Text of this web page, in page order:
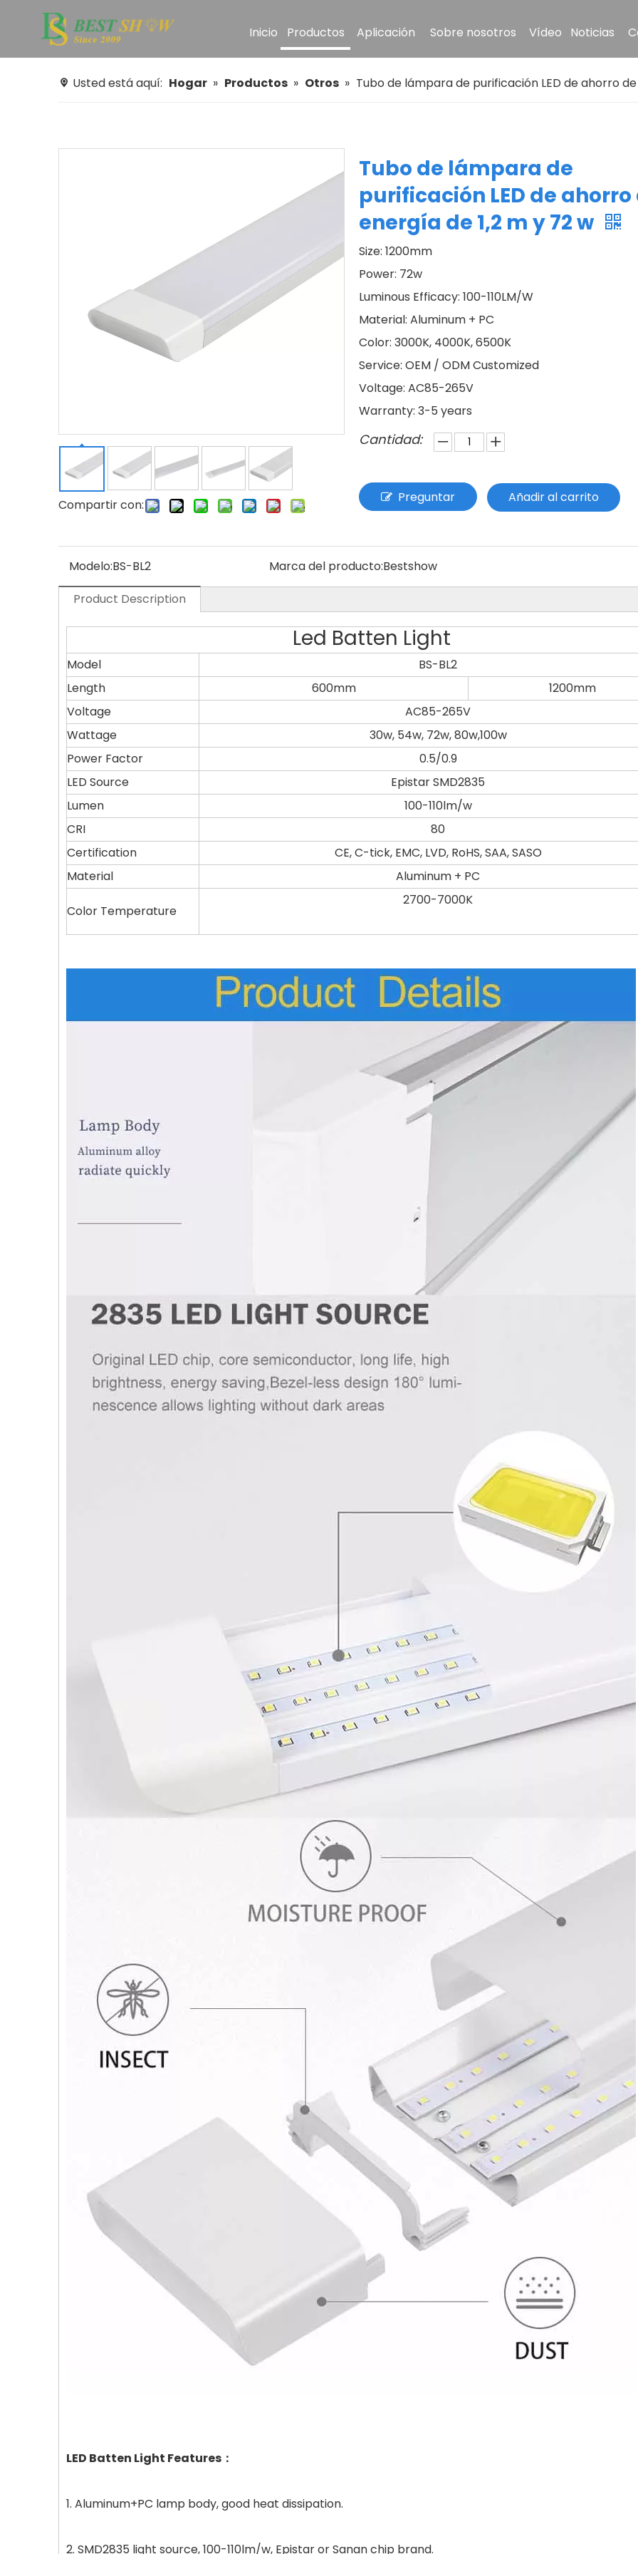
Inicio Productos Aplicación Sobre nosotros Vídeo Noticias
Usted está aquí: Hogar » Productos » Otros » Tubo de lámpara de purificación LED de ahorro
Compartir con:
Tubo de lámpara de
purificación LED de ahorro
energía de 1,2 m y 72 w
Size: 1200mm
Power: 72w
Luminous Efficacy: 100-110LM/W
Material: Aluminum + PC
Color: 3000K, 4000K, 6500K
Service: OEM / ODM Customized
Voltage: AC85-265V
Warranty: 3-5 years
Cantidad:
Preguntar Añadir al carrito
Modelo:BS-BL2 Marca del producto:Bestshow
Product Description
Led Batten Light
Model
BS-BL2
Length
600mm
1200mm
Voltage
AC85-265V
Wattage
30w, 54w, 72w, 80w,100w
Power Factor
0.5/0.9
LED Source
Epistar SMD2835
Lumen
100-110lm/w
CRI
80
Certification
CE, C-tick, EMC, LVD, RoHS, SAA, SASO
Material
Aluminum + PC
Color Temperature
2700-7000K
LED Batten Light Features：
1. Aluminum+PC lamp body, good heat dissipation.
2. SMD2835 light source, 100-110lm/w, Epistar or Sanan chip brand.